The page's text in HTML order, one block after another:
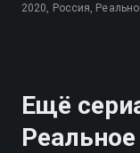
2020, Россия,
Ещё